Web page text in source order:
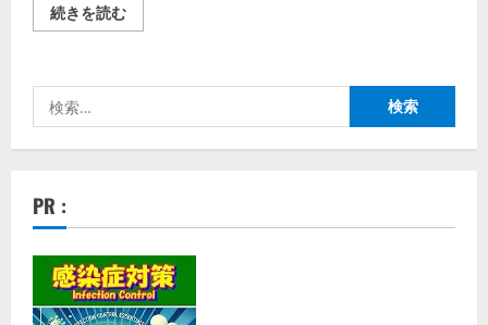
続きを読むグ
ロ
WiFi
良
い
い
コ
ミ、
メ
リ
ッ
索:
PR :